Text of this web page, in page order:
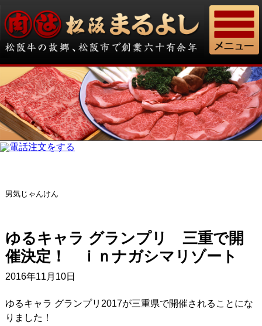
男気じゃんけん
ゆるキャラ グランプリ 三重で開
催決定！ ｉｎナガシマリゾート
2016年11月10日
ゆるキャラ グランプリ2017が三重県で開催されることにな
りました！